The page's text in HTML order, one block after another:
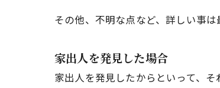
その他、不明な点など、詳しい事
家出人を発見した場合
家出人を発見したからといって、